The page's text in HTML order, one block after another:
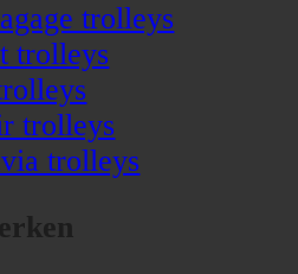
trolleys
trolleys
trolleys
trolleys